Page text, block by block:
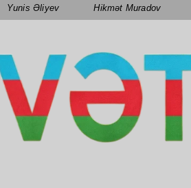
Yunis Əliyev Hikmət Muradov